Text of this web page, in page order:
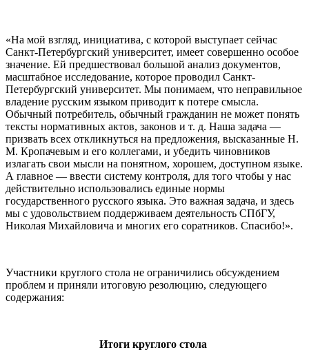
«На мой взгляд, инициатива, с которой выступает сейчас
Санкт-Петербургский университет, имеет совершенно особое
значение. Ей предшествовал большой анализ документов,
масштабное исследование, которое проводил Санкт-
Петербургский университет. Мы понимаем, что неправильное
владение русским языком приводит к потере смысла.
Обычный потребитель, обычный гражданин не может понять
тексты нормативных актов, законов и т. д. Наша задача —
призвать всех откликнуться на предложения, высказанные Н.
М. Кропачевым и его коллегами, и убедить чиновников
излагать свои мысли на понятном, хорошем, доступном языке.
А главное — ввести систему контроля, для того чтобы у нас
действительно использовались единые нормы
государственного русского языка. Это важная задача, и здесь
мы с удовольствием поддерживаем деятельность СПбГУ,
Николая Михайловича и многих его соратников. Спасибо!».
Участники круглого стола не ограничились обсуждением
проблем и приняли итоговую резолюцию, следующего
содержания:
Итоги круглого стола